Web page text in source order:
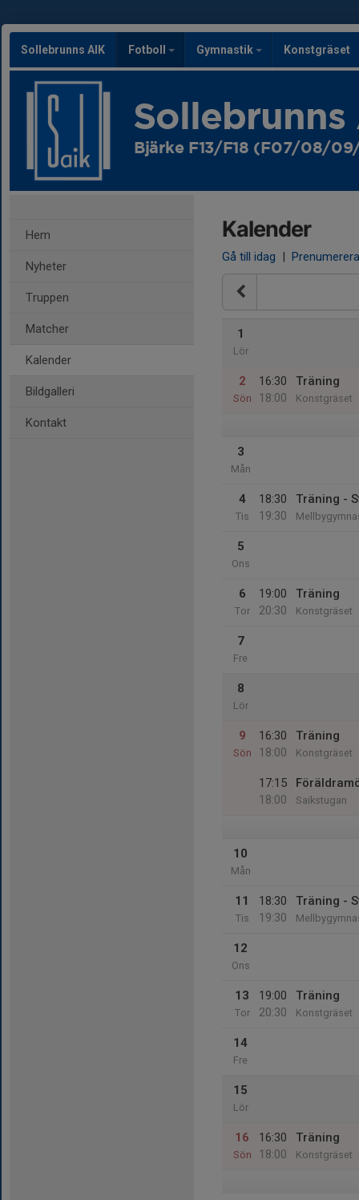
Sollebrunns AIK Fotboll Gymnastik Konstgräset
Sollebrunns
Bjärke F13/F18 (F07/08/
Hem
Nyheter
Truppen
Matcher
Kalender
Bildgalleri
Kontakt
Kalender
Gå till idag | Prenumerera
1
Lör
2
Sön
16:30
18:00
Träning
Konstgräset
3
Mån
4
Tis
18:30
19:30
Träning -
5
Ons
6
Tor
19:00
20:30
Träning
Konstgräset
7
Fre
8
Lör
9
Sön
16:30
18:00
Träning
Konstgräset
17:15
18:00
Saikstugan
10
Mån
11
Tis
18:30
19:30
Träning -
12
Ons
13
Tor
19:00
20:30
Träning
Konstgräset
14
Fre
15
Lör
16
Sön
16:30
18:00
Träning
Konstgräset